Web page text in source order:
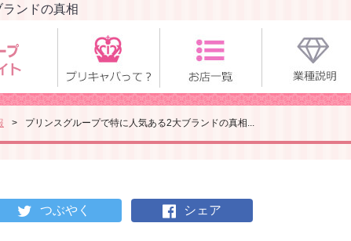
ンドの真相
プリンスグループで特に人気ある2大ブランドの真相...
つぶやく シェア